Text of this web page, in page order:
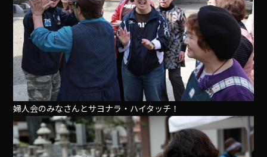
婦人会のみなさんとサヨナラ・ハイタッチ！